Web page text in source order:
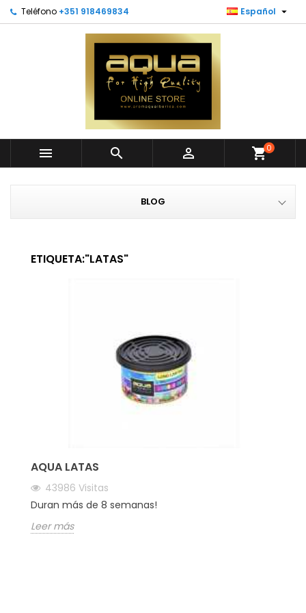
Teléfono +351 918469834 Español 
   shopping_cart0
BLOG
ETIQUETA:"LATAS"
AQUA LATAS
43986 Visitas
Duran más de 8 semanas!
Leer más